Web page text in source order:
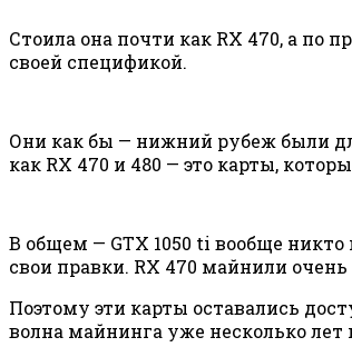
Стоила она почти как RX 470, а по
своей спецификой.
Они как бы — нижний рубеж были
как RX 470 и 480 — это карты,
В общем — GTX 1050 ti вообще
свои правки. RX 470 майнили очень
Поэтому эти карты оставались
волна майнинга уже несколько